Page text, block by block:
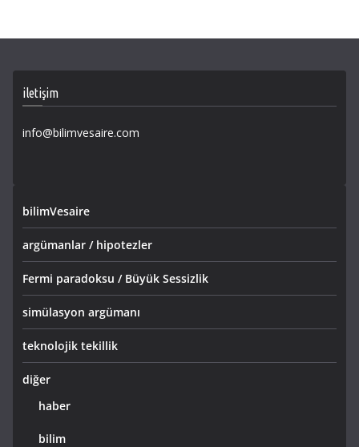
iletişim
info@bilimvesaire.com
bilimVesaire
argümanlar / hipotezler
Fermi paradoksu / Büyük Sessizlik
simülasyon argümanı
teknolojik tekillik
diğer
haber
bilim